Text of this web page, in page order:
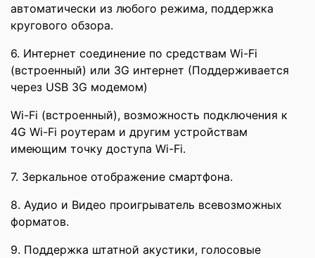
автоматически из любого режима, поддержка
кругового обзора.
6. Интернет соединение по средствам Wi-Fi
(встроенный) или 3G интернет (Поддерживается
через USB 3G модемом)
Wi-Fi (встроенный), возможность подключения к
4G Wi-Fi роутерам и другим устройствам
имеющим точку доступа Wi-Fi.
7. Зеркальное отображение смартфона.
8. Аудио и Видео проигрыватель всевозможных
форматов.
9. Поддержка штатной акустики, голосовые